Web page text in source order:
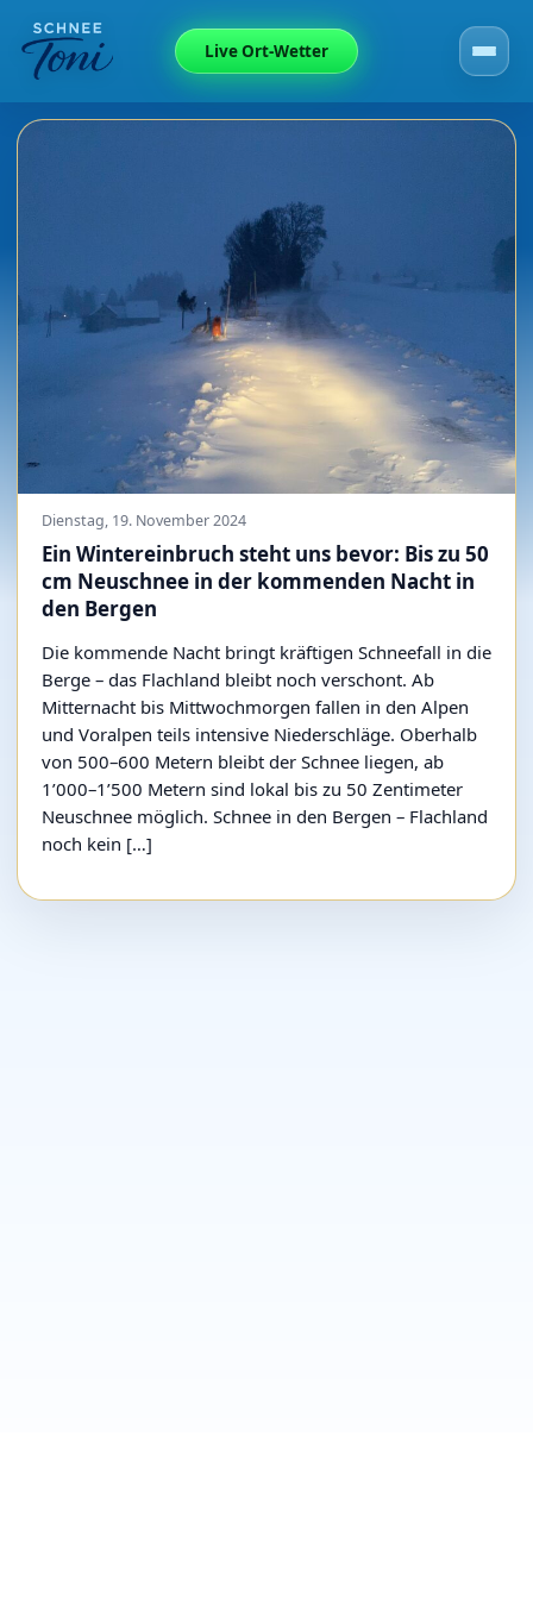
Live Ort-Wetter
Dienstag, 19. November 2024
Ein Wintereinbruch steht uns bevor: Bis zu 50
cm Neuschnee in der kommenden Nacht in
den Bergen
Die kommende Nacht bringt kräftigen Schneefall in die
Berge – das Flachland bleibt noch verschont. Ab
Mitternacht bis Mittwochmorgen fallen in den Alpen
und Voralpen teils intensive Niederschläge. Oberhalb
von 500–600 Metern bleibt der Schnee liegen, ab
1’000–1’500 Metern sind lokal bis zu 50 Zentimeter
Neuschnee möglich. Schnee in den Bergen – Flachland
noch kein […]